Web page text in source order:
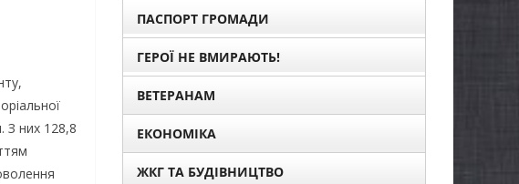
З них 128,8
ПАСПОРТ ГРОМАДИ
ГЕРОЇ НЕ ВМИРАЮТЬ!
ВЕТЕРАНАМ
ЕКОНОМІКА
ЖКГ ТА БУДІВНИЦТВО